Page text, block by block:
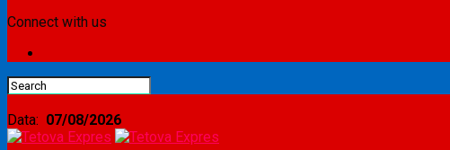
Connect with us
Data: 07/08/2026